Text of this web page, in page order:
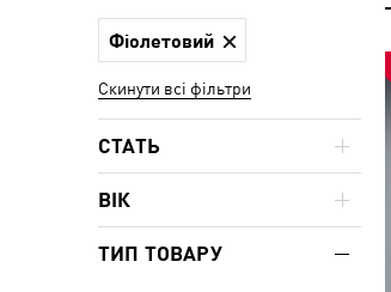
Фіолетовий
Скинути всі фільтри
СТАТЬ
ВІК
ТИП ТОВАРУ